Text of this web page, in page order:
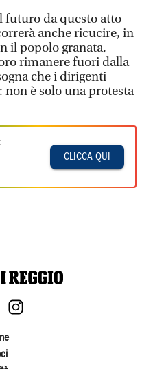
futuro da questo atto
anche ricucire, in
il popolo granata,
rimanere fuori dalla
che i dirigenti
è solo una protesta
CLICCA QUI